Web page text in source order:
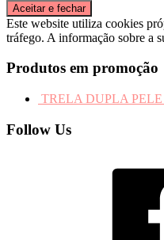
Este website utiliza cookies
tráfego. A informação sobre a
Produtos em promoção
TRELA DUPLA PELE
Follow Us